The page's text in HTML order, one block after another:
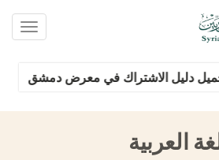
الاشتراك في معرض دمشق الدولي
العربية